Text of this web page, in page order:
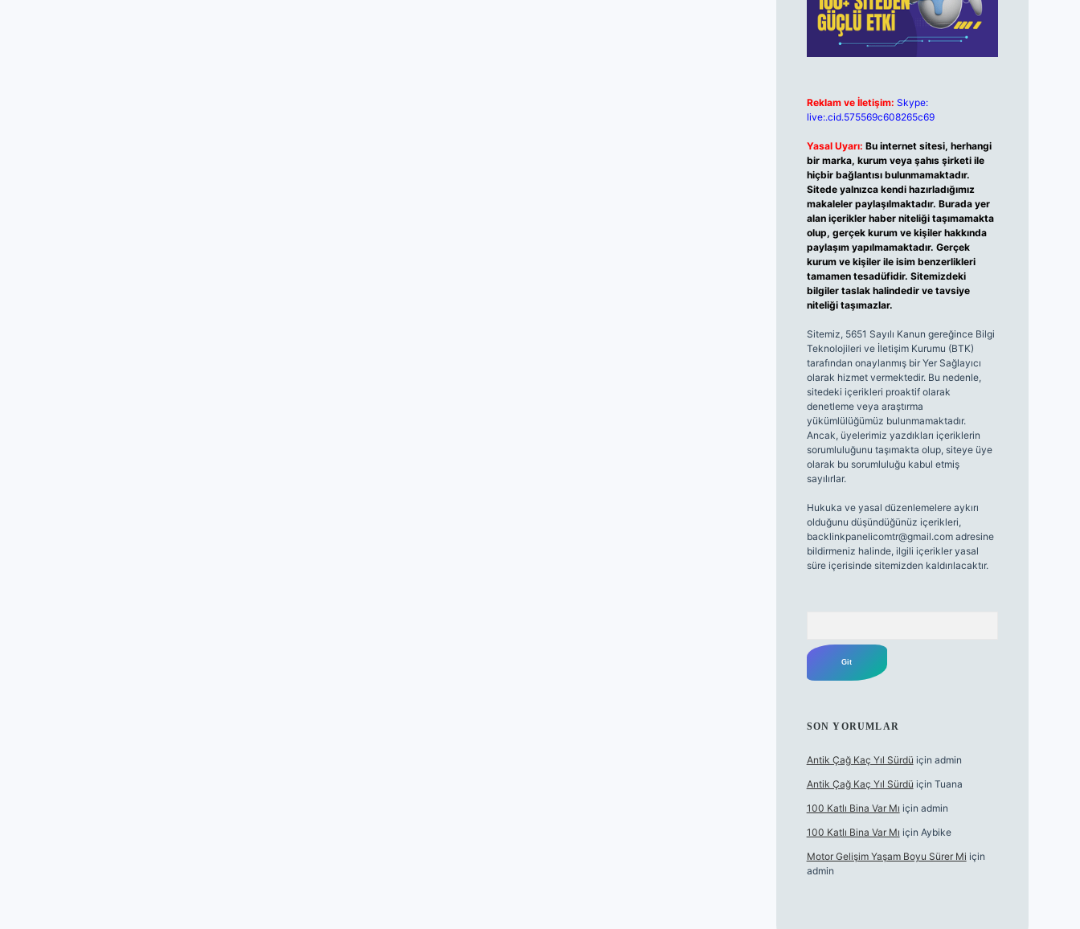
Reklam ve İletişim: Skype:
live:.cid.575569c608265c69
Yasal Uyarı: Bu internet sitesi, herhangi
bir marka, kurum veya şahıs şirketi ile
hiçbir bağlantısı bulunmamaktadır.
Sitede yalnızca kendi hazırladığımız
makaleler paylaşılmaktadır. Burada yer
alan içerikler haber niteliği taşımamakta
olup, gerçek kurum ve kişiler hakkında
paylaşım yapılmamaktadır. Gerçek
kurum ve kişiler ile isim benzerlikleri
tamamen tesadüfidir. Sitemizdeki
bilgiler taslak halindedir ve tavsiye
niteliği taşımazlar.
Sitemiz, 5651 Sayılı Kanun gereğince Bilgi
Teknolojileri ve İletişim Kurumu (BTK)
tarafından onaylanmış bir Yer Sağlayıcı
olarak hizmet vermektedir. Bu nedenle,
sitedeki içerikleri proaktif olarak
denetleme veya araştırma
yükümlülüğümüz bulunmamaktadır.
Ancak, üyelerimiz yazdıkları içeriklerin
sorumluluğunu taşımakta olup, siteye üye
olarak bu sorumluluğu kabul etmiş
sayılırlar.
Hukuka ve yasal düzenlemelere aykırı
olduğunu düşündüğünüz içerikleri,
backlinkpanelicomtr@gmail.comadresine
bildirmeniz halinde, ilgili içerikler yasal
süre içerisinde sitemizden kaldırılacaktır.
SON YORUMLAR
Antik Çağ Kaç Yıl Sürdü için admin
Antik Çağ Kaç Yıl Sürdü için Tuana
100 Katlı Bina Var Mı için admin
100 Katlı Bina Var Mı için Aybike
Motor Gelişim Yaşam Boyu Sürer Mi için
admin